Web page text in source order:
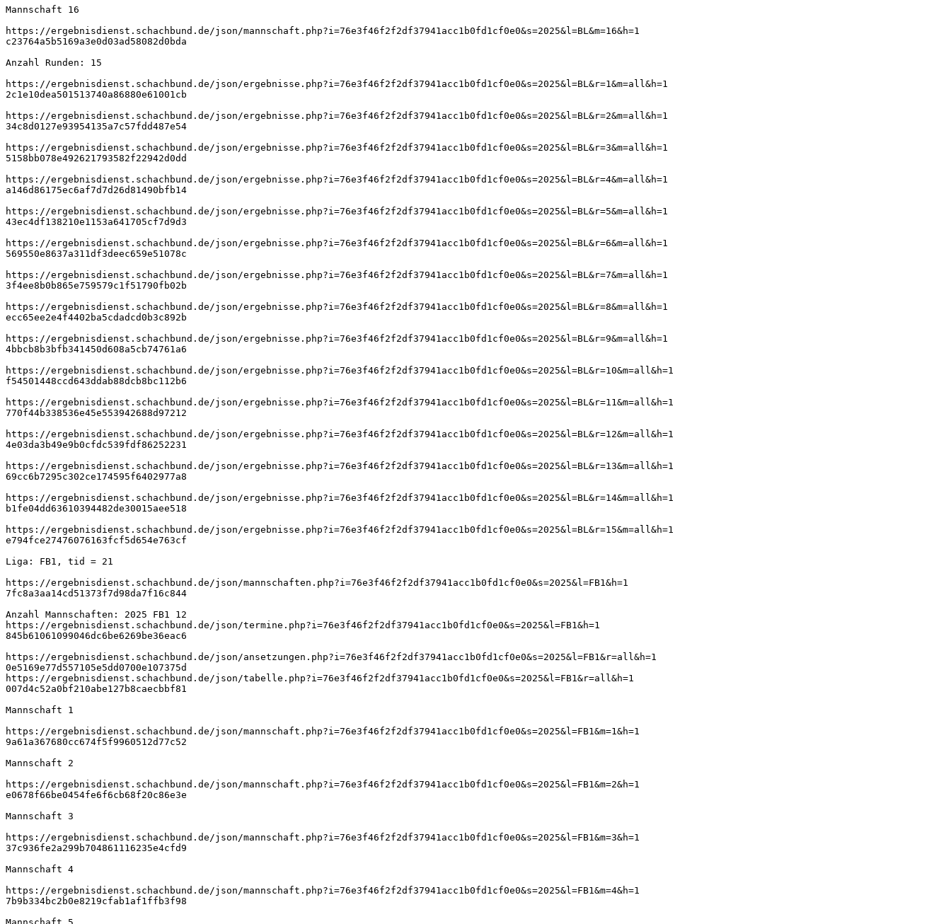
Mannschaft 16
https://ergebnisdienst.schachbund.de/json/mannschaft.php?i=76e3f46f2f2df37941acc1b0fd1cf0e0&s=2025&l=BL&m=16&h=1
c23764a5b5169a3e0d03ad58082d0bda
Anzahl Runden: 15
https://ergebnisdienst.schachbund.de/json/ergebnisse.php?i=76e3f46f2f2df37941acc1b0fd1cf0e0&s=2025&l=BL&r=1&m=all&h=1
2c1e10dea501513740a86880e61001cb
https://ergebnisdienst.schachbund.de/json/ergebnisse.php?i=76e3f46f2f2df37941acc1b0fd1cf0e0&s=2025&l=BL&r=2&m=all&h=1
34c8d0127e93954135a7c57fdd487e54
https://ergebnisdienst.schachbund.de/json/ergebnisse.php?i=76e3f46f2f2df37941acc1b0fd1cf0e0&s=2025&l=BL&r=3&m=all&h=1
5158bb078e492621793582f22942d0dd
https://ergebnisdienst.schachbund.de/json/ergebnisse.php?i=76e3f46f2f2df37941acc1b0fd1cf0e0&s=2025&l=BL&r=4&m=all&h=1
a146d86175ec6af7d7d26d81490bfb14
https://ergebnisdienst.schachbund.de/json/ergebnisse.php?i=76e3f46f2f2df37941acc1b0fd1cf0e0&s=2025&l=BL&r=5&m=all&h=1
43ec4df138210e1153a641705cf7d9d3
https://ergebnisdienst.schachbund.de/json/ergebnisse.php?i=76e3f46f2f2df37941acc1b0fd1cf0e0&s=2025&l=BL&r=6&m=all&h=1
569550e8637a311df3deec659e51078c
https://ergebnisdienst.schachbund.de/json/ergebnisse.php?i=76e3f46f2f2df37941acc1b0fd1cf0e0&s=2025&l=BL&r=7&m=all&h=1
3f4ee8b0b865e759579c1f51790fb02b
https://ergebnisdienst.schachbund.de/json/ergebnisse.php?i=76e3f46f2f2df37941acc1b0fd1cf0e0&s=2025&l=BL&r=8&m=all&h=1
ecc65ee2e4f4402ba5cdadcd0b3c892b
https://ergebnisdienst.schachbund.de/json/ergebnisse.php?i=76e3f46f2f2df37941acc1b0fd1cf0e0&s=2025&l=BL&r=9&m=all&h=1
4bbcb8b3bfb341450d608a5cb74761a6
https://ergebnisdienst.schachbund.de/json/ergebnisse.php?i=76e3f46f2f2df37941acc1b0fd1cf0e0&s=2025&l=BL&r=10&m=all&h=1
f54501448ccd643ddab88dcb8bc112b6
https://ergebnisdienst.schachbund.de/json/ergebnisse.php?i=76e3f46f2f2df37941acc1b0fd1cf0e0&s=2025&l=BL&r=11&m=all&h=1
770f44b338536e45e553942688d97212
https://ergebnisdienst.schachbund.de/json/ergebnisse.php?i=76e3f46f2f2df37941acc1b0fd1cf0e0&s=2025&l=BL&r=12&m=all&h=1
4e03da3b49e9b0cfdc539fdf86252231
https://ergebnisdienst.schachbund.de/json/ergebnisse.php?i=76e3f46f2f2df37941acc1b0fd1cf0e0&s=2025&l=BL&r=13&m=all&h=1
69cc6b7295c302ce174595f6402977a8
https://ergebnisdienst.schachbund.de/json/ergebnisse.php?i=76e3f46f2f2df37941acc1b0fd1cf0e0&s=2025&l=BL&r=14&m=all&h=1
b1fe04dd63610394482de30015aee518
https://ergebnisdienst.schachbund.de/json/ergebnisse.php?i=76e3f46f2f2df37941acc1b0fd1cf0e0&s=2025&l=BL&r=15&m=all&h=1
e794fce27476076163fcf5d654e763cf
Liga: FB1, tid = 21
https://ergebnisdienst.schachbund.de/json/mannschaften.php?i=76e3f46f2f2df37941acc1b0fd1cf0e0&s=2025&l=FB1&h=1
7fc8a3aa14cd51373f7d98da7f16c844
Anzahl Mannschaften: 2025 FB1 12
https://ergebnisdienst.schachbund.de/json/termine.php?i=76e3f46f2f2df37941acc1b0fd1cf0e0&s=2025&l=FB1&h=1
845b61061099046dc6be6269be36eac6
https://ergebnisdienst.schachbund.de/json/ansetzungen.php?i=76e3f46f2f2df37941acc1b0fd1cf0e0&s=2025&l=FB1&r=all&h=1
0e5169e77d557105e5dd0700e107375d
https://ergebnisdienst.schachbund.de/json/tabelle.php?i=76e3f46f2f2df37941acc1b0fd1cf0e0&s=2025&l=FB1&r=all&h=1
007d4c52a0bf210abe127b8caecbbf81
Mannschaft 1
https://ergebnisdienst.schachbund.de/json/mannschaft.php?i=76e3f46f2f2df37941acc1b0fd1cf0e0&s=2025&l=FB1&m=1&h=1
9a61a367680cc674f5f9960512d77c52
Mannschaft 2
https://ergebnisdienst.schachbund.de/json/mannschaft.php?i=76e3f46f2f2df37941acc1b0fd1cf0e0&s=2025&l=FB1&m=2&h=1
e0678f66be0454fe6f6cb68f20c86e3e
Mannschaft 3
https://ergebnisdienst.schachbund.de/json/mannschaft.php?i=76e3f46f2f2df37941acc1b0fd1cf0e0&s=2025&l=FB1&m=3&h=1
37c936fe2a299b704861116235e4cfd9
Mannschaft 4
https://ergebnisdienst.schachbund.de/json/mannschaft.php?i=76e3f46f2f2df37941acc1b0fd1cf0e0&s=2025&l=FB1&m=4&h=1
7b9b334bc2b0e8219cfab1af1ffb3f98